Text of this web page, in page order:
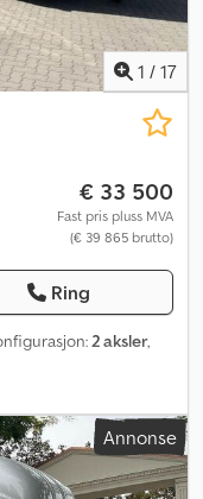
1 / 17
€ 33 500
Fast pris pluss MVA
(€ 39 865 brutto)
Ring
2 aksler,
Annonse